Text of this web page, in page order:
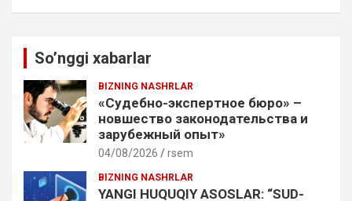
So’nggi xabarlar
BIZNING NASHRLAR
«Судебно-экспертное бюро» –
новшество законодательства и
зарубежный опыт»
04/08/2026 rsem
BIZNING NASHRLAR
YANGI HUQUQIY ASOSLAR: “SUD-